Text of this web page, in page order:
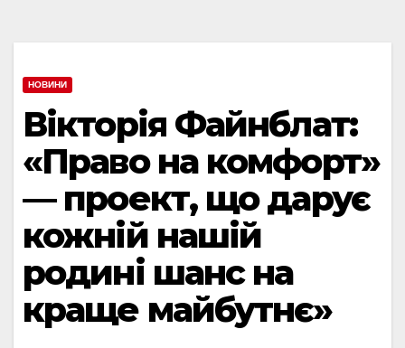
НОВИНИ
Вікторія Файнблат:
«Право на комфорт»
— проект, що дарує
кожній нашій
родині шанс на
краще майбутнє»